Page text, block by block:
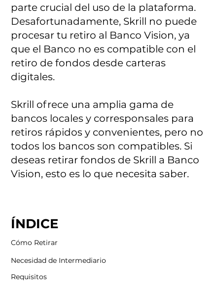
ÍNDICE
Cómo Retirar
Necesidad de Intermediario
Requisitos
parte crucial del uso de la plataforma.
Desafortunadamente, Skrill no puede
procesar tu retiro al Banco Vision, ya
que el Banco no es compatible con el
retiro de fondos desde carteras
digitales.
Skrill ofrece una amplia gama de
bancos locales y corresponsales para
retiros rápidos y convenientes, pero no
todos los bancos son compatibles. Si
deseas retirar fondos de Skrill a Banco
Vision, esto es lo que necesita saber.